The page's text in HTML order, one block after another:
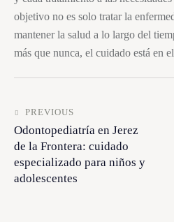
objetivo no es solo tratar la
mantener la salud a lo largo del
más que nunca, el cuidado está en
PREVIOUS
Odontopediatría en Jerez
de la Frontera: cuidado
especializado para niños y
adolescentes